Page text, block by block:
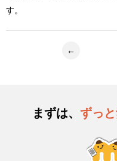
す。
←
まずは、 ずっ